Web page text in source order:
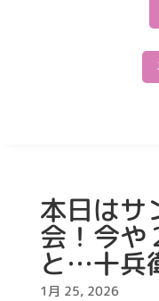
本日はサ
会！今や
と…十兵
1月 25, 2026